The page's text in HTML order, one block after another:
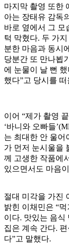
마지막 촬영 또한
아는 장태유 감독
바로 옆에서 그 모
턱 막혔다. 두 가
분한 마음과 동시
당분간 또 만나뵙
에 눈물이 날 뻔
했다”고 당시를 떠
이어 “제가 촬영
‘바니와 오빠들
는 최대한 안 울어
가 먼저 눈시울을
께 고생한 작품에
있으면서도 마음
절대 미각을 가진
밝힌 이채민은 “
이다. 맛있는 음식
집은 계속 간다.
다”고 말했다.